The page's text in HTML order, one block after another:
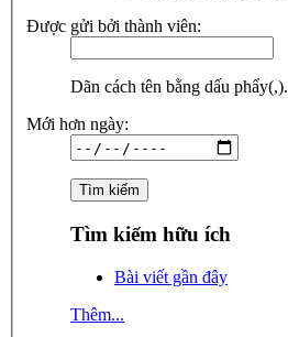
Được gửi bởi thành viên:
Dãn cách tên bằng dấu phẩy(,).
Mới hơn ngày:
Tìm kiếm hữu ích
Bài viết gần đây
Thêm...